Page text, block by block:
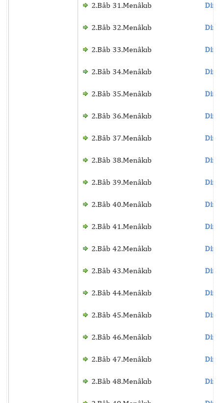
2.Bâb 31.Menâkıb
2.Bâb 32.Menâkıb
2.Bâb 33.Menâkıb
2.Bâb 34.Menâkıb
2.Bâb 35.Menâkıb
2.Bâb 36.Menâkıb
2.Bâb 37.Menâkıb
2.Bâb 38.Menâkıb
2.Bâb 39.Menâkıb
2.Bâb 40.Menâkıb
2.Bâb 41.Menâkıb
2.Bâb 42.Menâkıb
2.Bâb 43.Menâkıb
2.Bâb 44.Menâkıb
2.Bâb 45.Menâkıb
2.Bâb 46.Menâkıb
2.Bâb 47.Menâkıb
2.Bâb 48.Menâkıb